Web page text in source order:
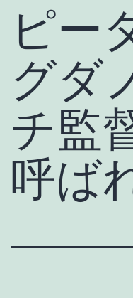
ピー
グダ
チ監
呼ば